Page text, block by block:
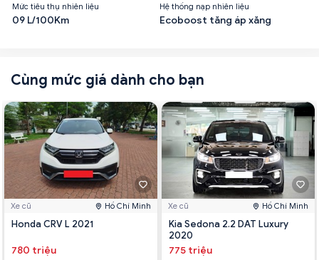
Mức tiêu thụ nhiên liệu
09 L/100Km
Hệ thống nạp nhiên liệu
Ecoboost tăng áp xăng
Cùng mức giá dành cho bạn
Xe cũ Hồ Chí Minh
Honda CRV L 2021
780 triệu
Xe cũ Hồ Chí Minh
Kia Sedona 2.2 DAT Luxury
2020
775 triệu